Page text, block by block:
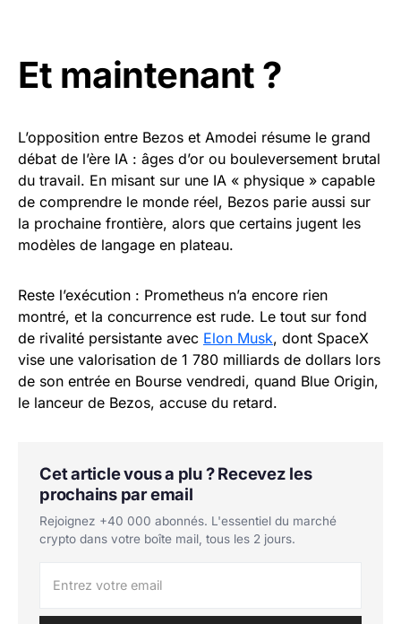
Et maintenant ?
L’opposition entre Bezos et Amodei résume le grand
débat de l’ère IA : âges d’or ou bouleversement brutal
du travail. En misant sur une IA « physique » capable
de comprendre le monde réel, Bezos parie aussi sur
la prochaine frontière, alors que certains jugent les
modèles de langage en plateau.
Reste l’exécution : Prometheus n’a encore rien
montré, et la concurrence est rude. Le tout sur fond
de rivalité persistante avec Elon Musk, dont SpaceX
vise une valorisation de 1 780 milliards de dollars lors
de son entrée en Bourse vendredi, quand Blue Origin,
le lanceur de Bezos, accuse du retard.
Cet article vous a plu ? Recevez les
prochains par email
Rejoignez +40 000 abonnés. L'essentiel du marché
crypto dans votre boîte mail, tous les 2 jours.